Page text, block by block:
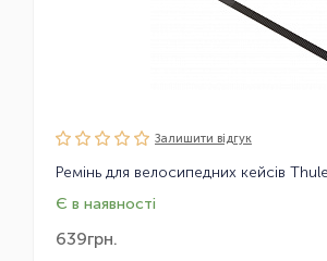
Залишити вiдгук
Є в наявності
639грн.